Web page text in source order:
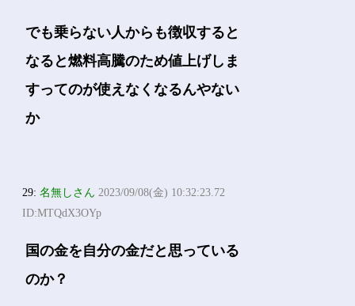
でも乗らない人からも徴収すると
なると燃料高騰のため値上げしま
すってのが使えなくなるんやない
か
29:名無しさん 2023/09/08(金) 10:32:23.72
ID:MTQdX3OYp
国の金を自分の金だと思っている
のか？